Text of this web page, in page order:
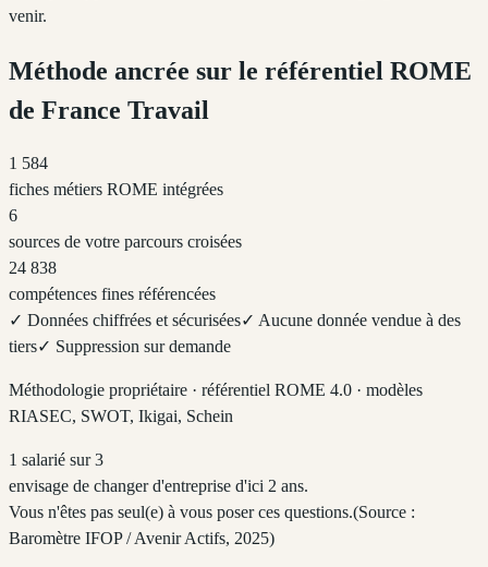
venir.
Méthode ancrée sur le référentiel ROME
de France Travail
1 584
fiches métiers ROME intégrées
6
sources de votre parcours croisées
24 838
compétences fines référencées
✓ Données chiffrées et sécurisées✓ Aucune donnée vendue à des
tiers✓ Suppression sur demande
Méthodologie propriétaire · référentiel ROME 4.0 · modèles
RIASEC, SWOT, Ikigai, Schein
1 salarié sur 3
envisage de changer d'entreprise d'ici 2 ans.
Vous n'êtes pas seul(e) à vous poser ces questions.(Source :
Baromètre IFOP / Avenir Actifs, 2025)